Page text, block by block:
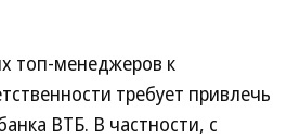
топ-менеджеров к
требует привлечь
ВТБ. В частности, с